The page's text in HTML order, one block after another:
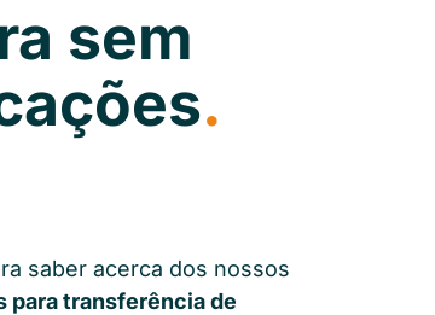
sem
.
saber acerca dos nossos
para transferência de